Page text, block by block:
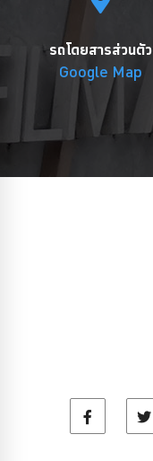
รถโดยสารส่วนตัว
Google Map